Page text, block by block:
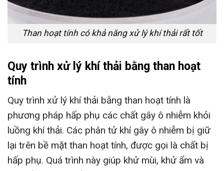
Than hoạt tính có khả năng xử lý khí thải rất tốt
Quy trình xử lý khí thải bằng than hoạt
tính
Quy trình xử lý khí thải bằng than hoạt tính là
phương pháp hấp phụ các chất gây ô nhiễm khỏi
luồng khí thải. Các phân tử khí gây ô nhiễm bị giữ
lại trên bề mặt than hoạt tính, được gọi là chất bị
hấp phụ. Quá trình này giúp khử mùi, khử ẩm và